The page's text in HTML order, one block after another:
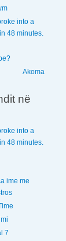
into a
48 minutes.
Akoma
në
into a
48 minutes.
ime me
7